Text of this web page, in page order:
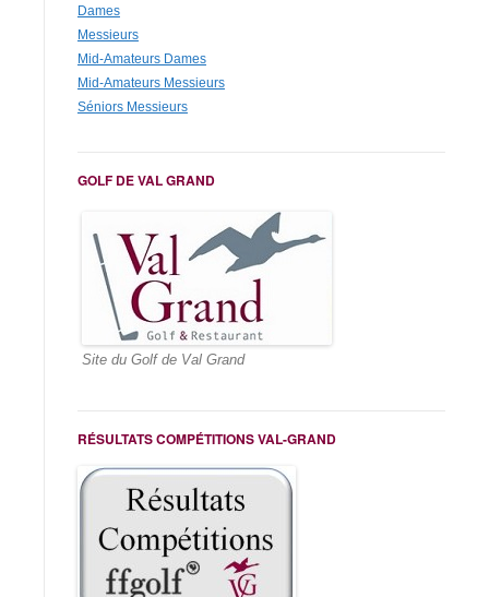
Dames
Messieurs
Mid-Amateurs Dames
Mid-Amateurs Messieurs
Séniors Messieurs
GOLF DE VAL GRAND
Site du Golf de Val Grand
RÉSULTATS COMPÉTITIONS VAL-GRAND